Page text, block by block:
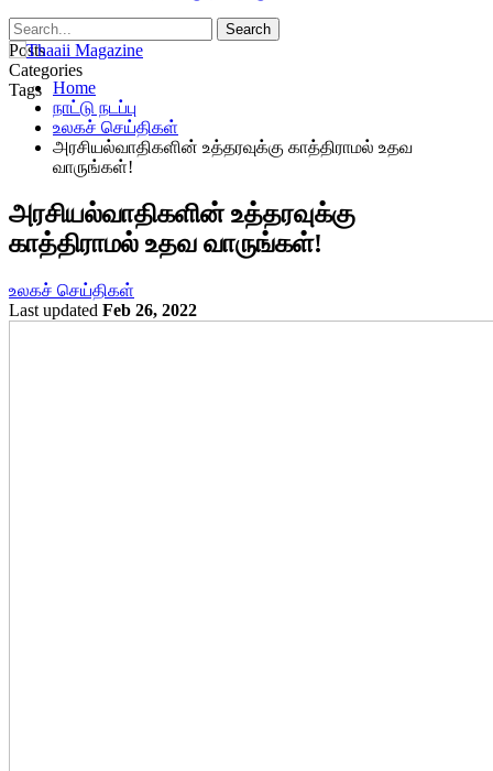
Posts
Categories
Tags Home
நாட்டு நடப்பு
உலகச் செய்திகள்
அரசியல்வாதிகளின் உத்தரவுக்கு காத்திராமல் உதவ
வாருங்கள்!
அரசியல்வாதிகளின் உத்தரவுக்கு
காத்திராமல் உதவ வாருங்கள்!
உலகச் செய்திகள்
Last updated Feb 26, 2022